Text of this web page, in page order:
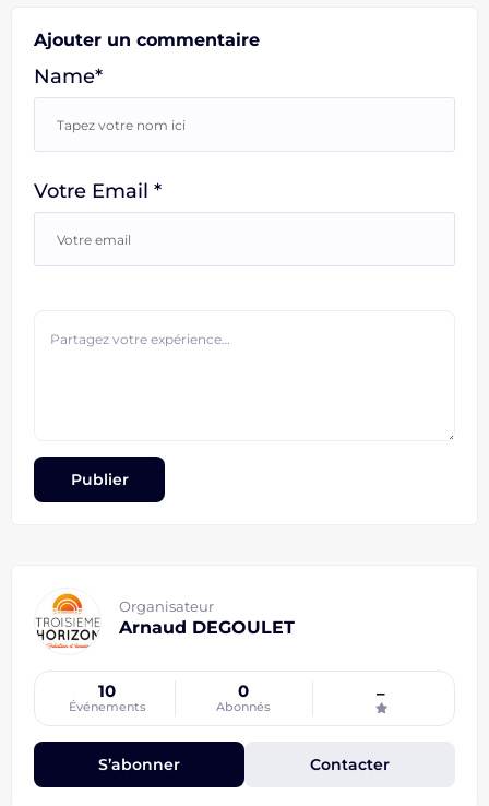
Ajouter un commentaire
Name*
Votre Email *
Organisateur
Arnaud DEGOULET
10
Événements
0
Abonnés
–
S’abonner Contacter